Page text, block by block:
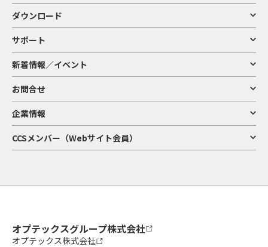
ダウンロード
サポート
新着情報／イベント
お問合せ
企業情報
CCSメンバー（Webサイト会員）
オプテックスグループ株式会社
オプテックス株式会社